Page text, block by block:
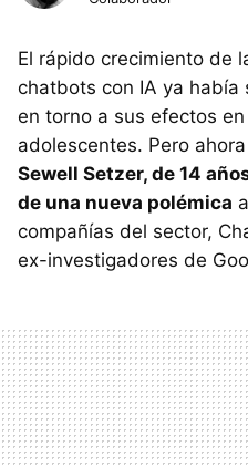
El rápido crecimiento de
chatbots con IA ya había
en torno a sus efectos
adolescentes. Pero ahora
Sewell Setzer, de 14
de una nueva polémica
compañías del sector,
ex-investigadores de